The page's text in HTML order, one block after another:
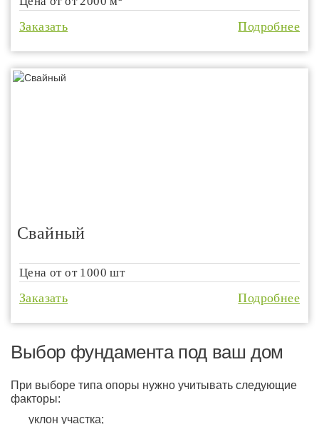
Заказать Подробнее
Свайный
Цена отот 1000 шт
Заказать Подробнее
Выбор фундамента под ваш дом
При выборе типа опоры нужно учитывать следующие
факторы:
уклон участка;